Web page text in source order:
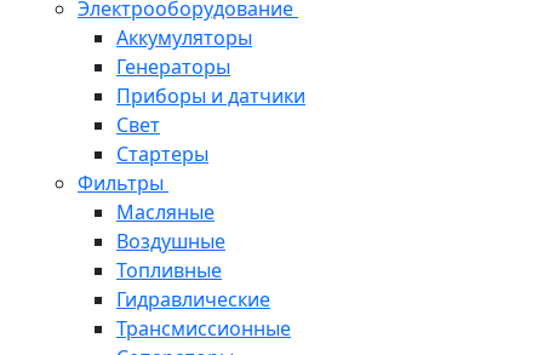
Электрооборудование
Аккумуляторы
Генераторы
Приборы и датчики
Свет
Стартеры
Фильтры
Масляные
Воздушные
Топливные
Гидравлические
Трансмиссионные